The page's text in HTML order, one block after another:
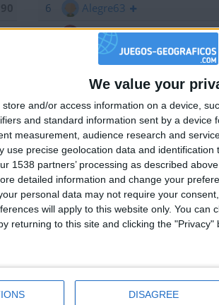
We value your
store and/or access information on a device,
and standard information sent by a device
measurement, audience research and
use precise geolocation data and
1538 partners’ processing as described
detailed information and change your
personal data may not require your
will apply to this website only. You can
returning to this site and clicking the "Privacy"
DISAGREE
6
Alegre63
7
Bodero
maherlo
karawankenwolf
10
RUYDIAZ
11
albamancha
12
TNT
13
mataro
14
Antares41$
🇺🇸 We noticed you’re
an English-speaking
Join our American version now
the firsts to submit your
leaderboards!